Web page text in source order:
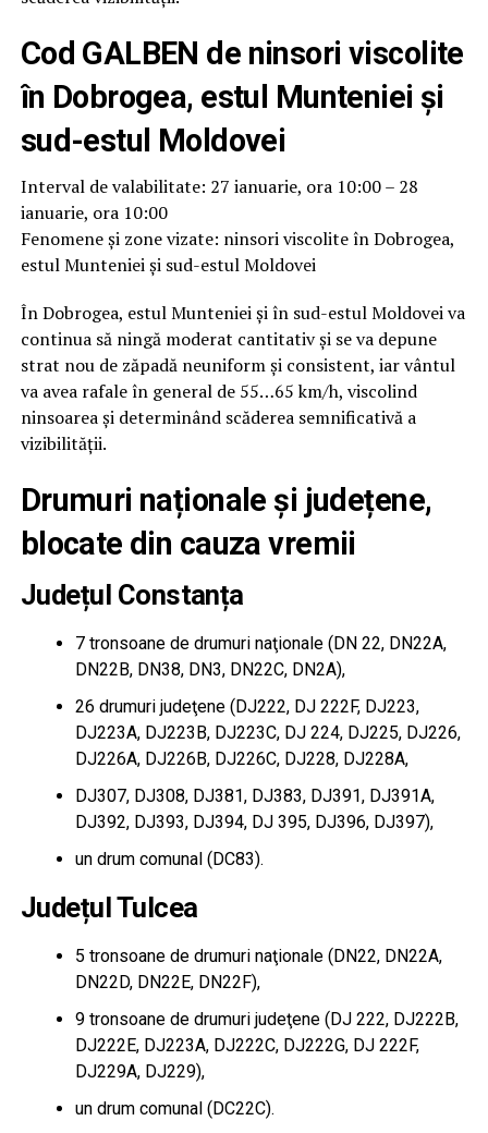
Cod GALBEN de ninsori viscolite
în Dobrogea, estul Munteniei și
sud-estul Moldovei
Interval de valabilitate: 27 ianuarie, ora 10:00 – 28
ianuarie, ora 10:00
Fenomene și zone vizate: ninsori viscolite în Dobrogea,
estul Munteniei și sud-estul Moldovei
În Dobrogea, estul Munteniei și în sud-estul Moldovei va
continua să ningă moderat cantitativ și se va depune
strat nou de zăpadă neuniform și consistent, iar vântul
va avea rafale în general de 55…65 km/h, viscolind
ninsoarea și determinând scăderea semnificativă a
vizibilității.
Drumuri naționale și județene,
blocate din cauza vremii
Județul Constanța
7 tronsoane de drumuri naţionale (DN 22, DN22A,
DN22B, DN38, DN3, DN22C, DN2A),
26 drumuri judeţene (DJ222, DJ 222F, DJ223,
DJ223A, DJ223B, DJ223C, DJ 224, DJ225, DJ226,
DJ226A, DJ226B, DJ226C, DJ228, DJ228A,
DJ307, DJ308, DJ381, DJ383, DJ391, DJ391A,
DJ392, DJ393, DJ394, DJ 395, DJ396, DJ397),
un drum comunal (DC83).
Județul Tulcea
5 tronsoane de drumuri naţionale (DN22, DN22A,
DN22D, DN22E, DN22F),
9 tronsoane de drumuri judeţene (DJ 222, DJ222B,
DJ222E, DJ223A, DJ222C, DJ222G, DJ 222F,
DJ229A, DJ229),
un drum comunal (DC22C).